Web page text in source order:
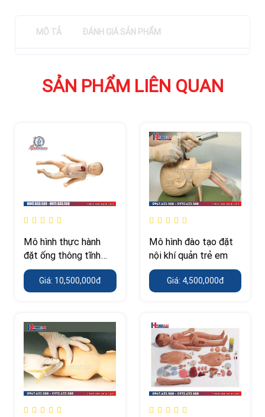
MÔ TẢ ĐÁNH GIÁ SẢN PHẨM
SẢN PHẨM LIÊN QUAN
Mô hình thực hành
đặt ống thông tĩnh
mạch trung tâm cho
trẻ em
Giá: 10,500,000đ
Mô hình đào tạo đặt
nội khí quản trẻ em
Giá: 4,500,000đ